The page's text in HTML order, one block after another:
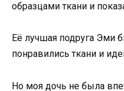
образцами ткани и
Её лучшая подруга Эми
понравились ткани и
Но моя дочь не была